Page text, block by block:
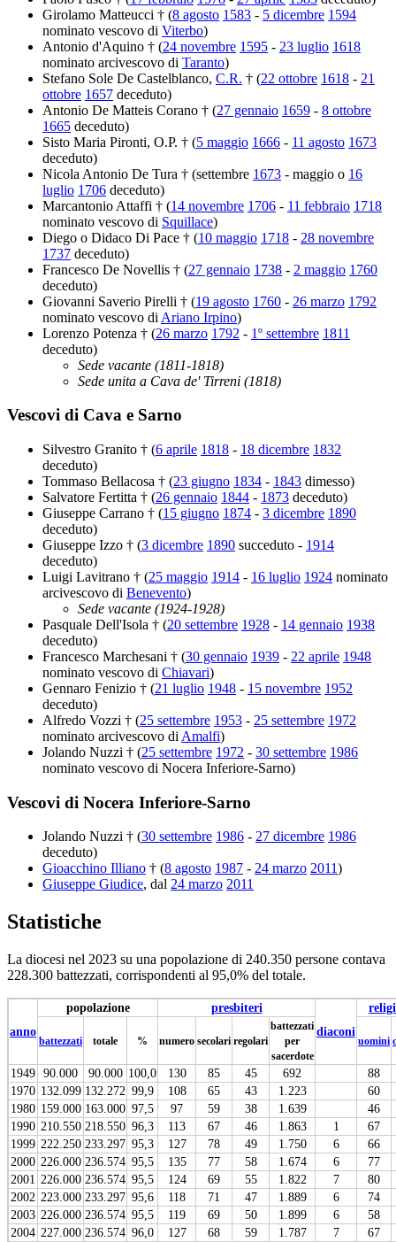
Girolamo Matteucci † (8 agosto 1583 - 5 dicembre 1594
nominato vescovo di Viterbo)
Antonio d'Aquino † (24 novembre 1595 - 23 luglio 1618
nominato arcivescovo di Taranto)
Stefano Sole De Castelblanco, C.R. † (22 ottobre 1618 - 21
ottobre 1657 deceduto)
Antonio De Matteis Corano † (27 gennaio 1659 - 8 ottobre
1665 deceduto)
Sisto Maria Pironti, O.P. † (5 maggio 1666 - 11 agosto 1673
deceduto)
Nicola Antonio De Tura † (settembre 1673 - maggio o 16
luglio 1706 deceduto)
Marcantonio Attaffi † (14 novembre 1706 - 11 febbraio 1718
nominato vescovo di Squillace)
Diego o Didaco Di Pace † (10 maggio 1718 - 28 novembre
1737 deceduto)
Francesco De Novellis † (27 gennaio 1738 - 2 maggio 1760
deceduto)
Giovanni Saverio Pirelli † (19 agosto 1760 - 26 marzo 1792
nominato vescovo di Ariano Irpino)
Lorenzo Potenza † (26 marzo 1792 - 1º settembre 1811
deceduto)
Sede vacante (1811-1818)
Sede unita a Cava de' Tirreni (1818)
Vescovi di Cava e Sarno
Silvestro Granito † (6 aprile 1818 - 18 dicembre 1832
deceduto)
Tommaso Bellacosa † (23 giugno 1834 - 1843 dimesso)
Salvatore Fertitta † (26 gennaio 1844 - 1873 deceduto)
Giuseppe Carrano † (15 giugno 1874 - 3 dicembre 1890
deceduto)
Giuseppe Izzo † (3 dicembre 1890 succeduto - 1914
deceduto)
Luigi Lavitrano † (25 maggio 1914 - 16 luglio 1924 nominato
arcivescovo di Benevento)
Sede vacante (1924-1928)
Pasquale Dell'Isola † (20 settembre 1928 - 14 gennaio 1938
deceduto)
Francesco Marchesani † (30 gennaio 1939 - 22 aprile 1948
nominato vescovo di Chiavari)
Gennaro Fenizio † (21 luglio 1948 - 15 novembre 1952
deceduto)
Alfredo Vozzi † (25 settembre 1953 - 25 settembre 1972
nominato arcivescovo di Amalfi)
Jolando Nuzzi † (25 settembre 1972 - 30 settembre 1986
nominato vescovo di Nocera Inferiore-Sarno)
Vescovi di Nocera Inferiore-Sarno
Jolando Nuzzi † (30 settembre 1986 - 27 dicembre 1986
deceduto)
Gioacchino Illiano † (8 agosto 1987 - 24 marzo 2011)
Giuseppe Giudice, dal 24 marzo 2011
Statistiche
La diocesi nel 2023 su una popolazione di 240.350 persone contava
228.300 battezzati, corrispondenti al 95,0% del totale.
anno
popolazione
presbiteri
diaconi
battezzati totale % numero secolari regolari
battezzati
per
sacerdote
uomini
1949 90.000 90.000 100,0 130 85 45 692
88
1970 132.099 132.272 99,9 108 65 43 1.223
60
1980 159.000 163.000 97,5 97 59 38 1.639
46
1990 210.550 218.550 96,3 113 67 46 1.863 1
67
1999 222.250 233.297 95,3 127 78 49 1.750 6
66
2000 226.000 236.574 95,5 135 77 58 1.674 6
77
2001 226.000 236.574 95,5 124 69 55 1.822 7
80
2002 223.000 233.297 95,6 118 71 47 1.889 6
74
2003 226.000 236.574 95,5 119 69 50 1.899 6
58
2004 227.000 236.574 96,0 127 68 59 1.787 7
67